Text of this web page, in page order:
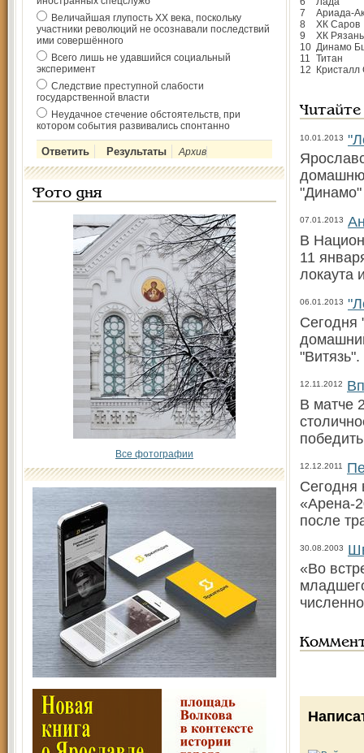
Величайшая глупость ХХ века, поскольку
участники революций не осознавали последствий
ими совершённого
Всего лишь не удавшийся социальный
эксперимент
Следствие преступной слабости
государственной власти
Неудачное стечение обстоятельств, при
котором события развивались спонтанно
Архив
Фото дня
Все фотографии
7
Ариада-
8
ХК Саров
9
ХК Рязань
10 Динамо
11 Титан
12
Кристалл
10.01.2013
"Динамо"
07.01.2013
В
11
локаута
06.01.2013
Сегодня
"Витязь".
12.11.2012
В матче
12.12.2011
Сегодня
«Арена-
после
30.08.2003
«Во